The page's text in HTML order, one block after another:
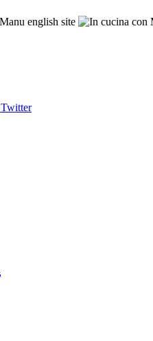
Twitter